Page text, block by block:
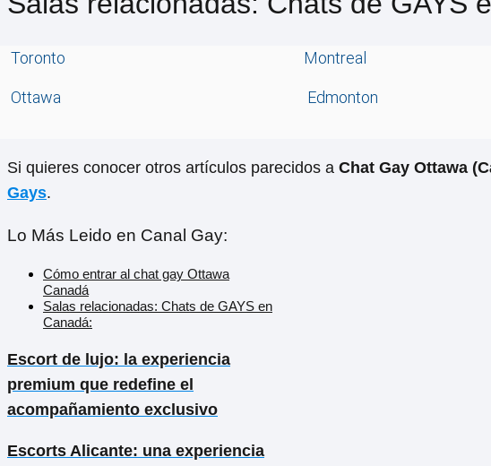
Toronto Montreal
Ottawa Edmonton
Si quieres conocer otros artículos parecidos a Chat Gay Ottawa
Gays.
Lo Más Leido en Canal Gay:
Cómo entrar al chat gay Ottawa
Canadá
Salas relacionadas: Chats de GAYS en
Canadá:
Escort de lujo: la experiencia
premium que redefine el
acompañamiento exclusivo
Escorts Alicante: una experiencia